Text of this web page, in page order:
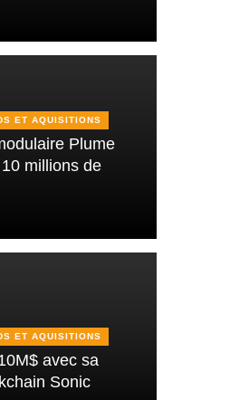
ET AQUISITIONS
Plume
millions de
ET AQUISITIONS
avec sa
Sonic